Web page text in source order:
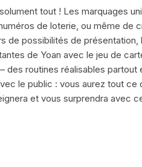
tout ! Les marquages
de loterie, ou même de
de possibilités de présentation,
de Yoan avec le jeu de
des routines réalisables partout
le public : vous aurez tout ce
et vous surprendra avec